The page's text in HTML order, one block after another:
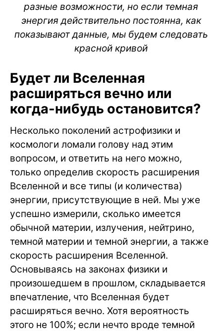
разные возможности, но если темная
энергия действительно постоянна, как
показывают данные, мы будем следовать
красной кривой
Будет ли Вселенная
расширяться вечно или
когда-нибудь остановится?
Несколько поколений астрофизики и
космологи ломали голову над этим
вопросом, и ответить на него можно,
только определив скорость расширения
Вселенной и все типы (и количества)
энергии, присутствующие в ней. Мы уже
успешно измерили, сколько имеется
обычной материи, излучения, нейтрино,
темной материи и темной энергии, а также
скорость расширения Вселенной.
Основываясь на законах физики и
произошедшем в прошлом, складывается
впечатление, что Вселенная будет
расширяться вечно. Хотя вероятность
этого не 100%; если нечто вроде темной